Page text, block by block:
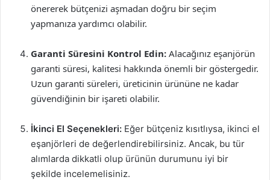
önererek bütçenizi aşmadan doğru bir seçim
yapmanıza yardımcı olabilir.
Garanti Süresini Kontrol Edin: Alacağınız eşanjörün
garanti süresi, kalitesi hakkında önemli bir göstergedir.
Uzun garanti süreleri, üreticinin ürününe ne kadar
güvendiğinin bir işareti olabilir.
İkinci El Seçenekleri: Eğer bütçeniz kısıtlıysa, ikinci el
eşanjörleri de değerlendirebilirsiniz. Ancak, bu tür
alımlarda dikkatli olup ürünün durumunu iyi bir
şekilde incelemelisiniz.